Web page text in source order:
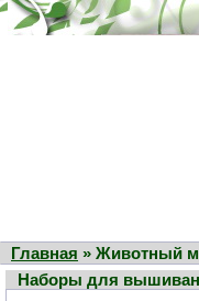
Главная » Животный
Наборы для